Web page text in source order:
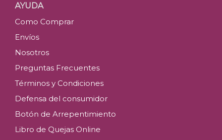
AYUDA
Como Comprar
Envíos
Nosotros
Preguntas Frecuentes
Términos y Condiciones
Defensa del consumidor
Botón de Arrepentimiento
Libro de Quejas Online